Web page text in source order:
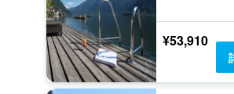
¥53,910